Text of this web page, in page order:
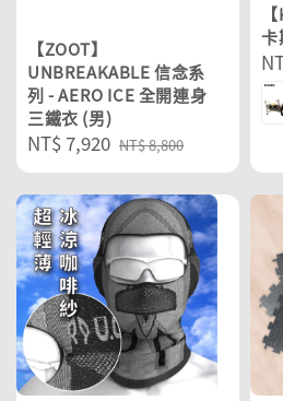
【ZOOT】
UNBREAKABLE 信念系
列 - AERO ICE 全開連身
三鐵衣 (男)
Sale
price
NT$ 7,920 Regular
price
NT$ 8,800
卡